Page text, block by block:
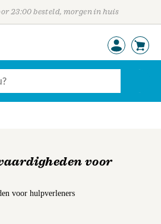
23:00 besteld, morgen in huis
voor